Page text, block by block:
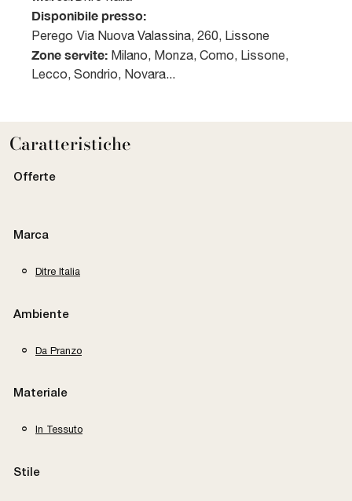
Disponibile presso:
Perego Via Nuova Valassina, 260, Lissone
Zone servite: Milano, Monza, Como, Lissone,
Lecco, Sondrio, Novara...
Caratteristiche
Offerte
Marca
Ditre Italia
Ambiente
Da Pranzo
Materiale
In Tessuto
Stile